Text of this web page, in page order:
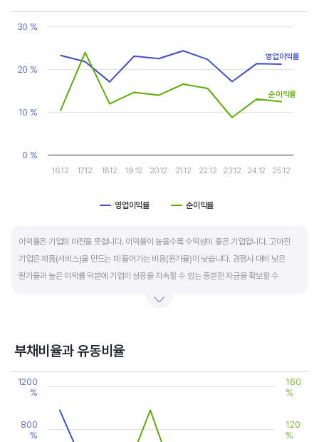
출발점이 꾸준한 매출액 증가에서 시작한다는 점을 기억해야 합니다.
Chart
Line chart with 2 lines.
The chart has 1 X axis displaying categories.
The chart has 1 Y axis displaying values. Data ranges from 8.7
영업이익률 순이익률
16.12 17.12 18.12 19.12 20.12 21.12 22.12 23.12 24.12 25.12
0 %
10 %
20 %
30 %
영업이익률
순이익률
이익률은 기업의 마진을 뜻합니다. 이익률이 높을수록 수익성이 좋은 기업입니다. 고마진
기업은 제품(서비스)을 만드는 데 들어가는 비용(원가율)이 낮습니다. 경쟁사 대비 낮은
원가율과 높은 이익률 덕분에 기업이 성장을 지속할 수 있는 충분한 자금을 확보할 수
높은 이익률을 올리고 있다면, 그 기업은 타사 대비 제품(서비스)의 경쟁력이 높은 것으로
부채비율과 유동비율
Chart
Line chart with 2 lines.
View as data table, Chart
The chart has 1 X axis displaying categories.
The chart has 2 Y axes displaying values, and values.
800
%
1200
%
120
%
160
%